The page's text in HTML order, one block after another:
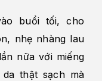
buổi tối, cho
nhẹ nhàng lau
nữa với miếng
thật sạch mà